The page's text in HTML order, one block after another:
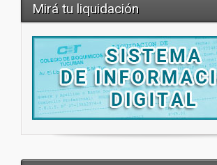
Mirá tu liquidación